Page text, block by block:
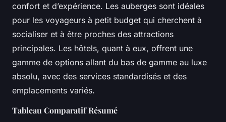
confort et d’expérience. Les auberges sont idéales
pour les voyageurs à petit budget qui cherchent à
socialiser et à être proches des attractions
principales. Les hôtels, quant à eux, offrent une
gamme de options allant du bas de gamme au luxe
absolu, avec des services standardisés et des
emplacements variés.
Tableau Comparatif Résumé